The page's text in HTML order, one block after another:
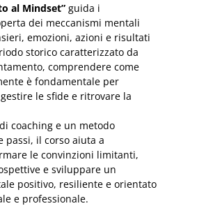
al Mindset” guida i
dei meccanismi mentali
emozioni, azioni e risultati
storico caratterizzato da
comprendere come
è fondamentale per
le sfide e ritrovare la
coaching e un metodo
il corso aiuta a
le convinzioni limitanti,
e sviluppare un
positivo, resiliente e orientato
e professionale.